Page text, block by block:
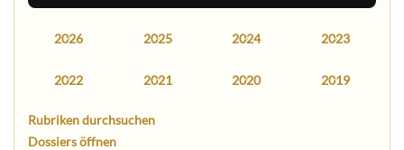
2026 2025 2024 2023
2022 2021 2020 2019
Rubriken durchsuchen
Dossiers öffnen